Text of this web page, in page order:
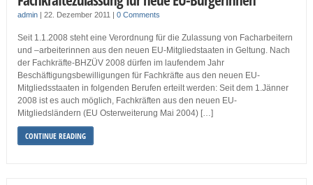
admin| 22. Dezember 2011 | 0 Comments
Seit 1.1.2008 steht eine Verordnung für die Zulassung von Facharbeitern
und –arbeiterinnen aus den neuen EU-Mitgliedstaaten in Geltung. Nach
der Fachkräfte-BHZÜV 2008 dürfen im laufendem Jahr
Beschäftigungsbewilligungen für Fachkräfte aus den neuen EU-
Mitgliedsstaaten in folgenden Berufen erteilt werden: Seit dem 1.Jänner
2008 ist es auch möglich, Fachkräften aus den neuen EU-
Mitgliedsländern (EU Osterweiterung Mai 2004) […]
CONTINUE READING